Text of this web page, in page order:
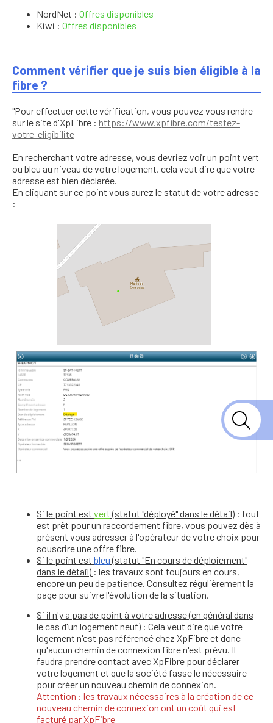
NordNet : Offres disponibles
Kiwi : Offres disponibles
Comment vérifier que je suis bien éligible à la
fibre ?
"Pour effectuer cette vérification, vous pouvez vous rendre
sur le site d'XpFibre : https://www.xpfibre.com/testez-
votre-eligibilite
En recherchant votre adresse, vous devriez voir un point vert
ou bleu au niveau de votre logement, cela veut dire que votre
adresse est bien déclarée.
En cliquant sur ce point vous aurez le statut de votre adresse
:
Si le point est vert(statut "déployé" dans le détail) : tout
est prêt pour un raccordement fibre, vous pouvez dès à
présent vous adresser à l'opérateur de votre choix pour
souscrire une offre fibre.
Si le point est bleu(statut "En cours de déploiement"
dans le détail) : les travaux sont toujours en cours,
encore un peu de patience. Consultez régulièrement la
page pour suivre l'évolution de la situation.
Si il n'y a pas de point à votre adresse (en général dans
le cas d'un logement neuf) : Cela veut dire que votre
logement n'est pas référencé chez XpFibre et donc
qu'aucun chemin de connexion fibre n'est prévu. Il
faudra prendre contact avec XpFibre pour déclarer
votre logement et que la société fasse le nécessaire
pour créer un nouveau chemin de connexion.
Attention : les travaux nécessaires à la création de ce
nouveau chemin de connexion ont un coût qui est
facturé par XpFibre